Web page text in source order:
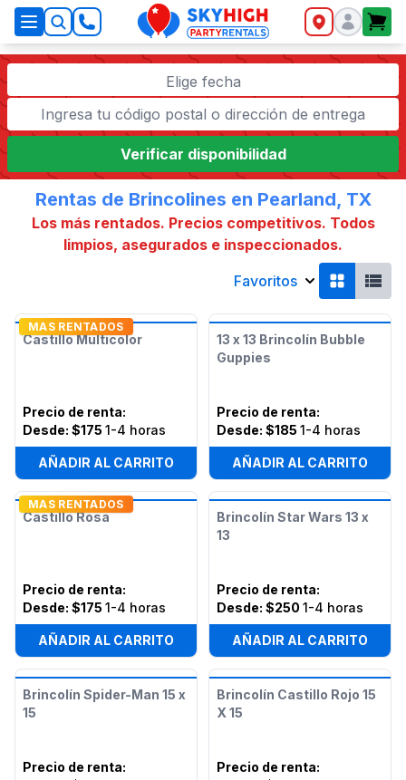
SkyHigh Logo
Elige fecha
Verificar disponibilidad
Rentas de Brincolines en Pearland, TX
Los más rentados. Precios competitivos. Todos
limpios, asegurados e inspeccionados.
Favoritos
MAS RENTADOS
Castillo Multicolor
Precio de renta:
Desde: $175 1-4 horas
AÑADIR AL CARRITO
13 x 13 Brincolín Bubble
Guppies
Precio de renta:
Desde: $185 1-4 horas
AÑADIR AL CARRITO
MAS RENTADOS
Castillo Rosa
Precio de renta:
Desde: $175 1-4 horas
AÑADIR AL CARRITO
Brincolín Star Wars 13 x
13
Precio de renta:
Desde: $250 1-4 horas
AÑADIR AL CARRITO
Brincolín Spider-Man 15 x
15
Precio de renta:
Brincolín Castillo Rojo 15
X 15
Precio de renta: